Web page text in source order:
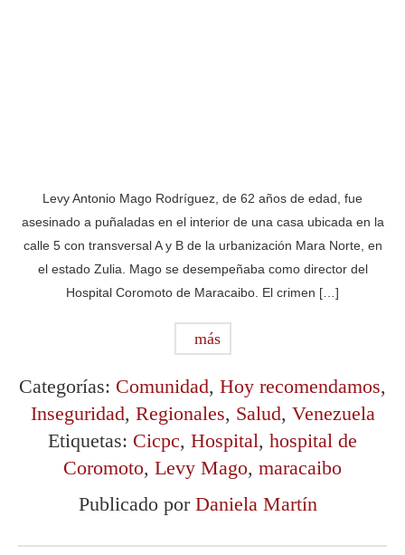
Levy Antonio Mago Rodríguez, de 62 años de edad, fue
asesinado a puñaladas en el interior de una casa ubicada en la
calle 5 con transversal A y B de la urbanización Mara Norte, en
el estado Zulia. Mago se desempeñaba como director del
Hospital Coromoto de Maracaibo. El crimen […]
más
Categorías: Comunidad, Hoy recomendamos,
Inseguridad, Regionales, Salud, Venezuela
Etiquetas: Cicpc, Hospital, hospital de
Coromoto, Levy Mago, maracaibo
Publicado por Daniela Martín